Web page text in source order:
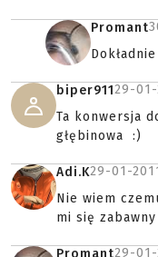
Promant
biper91129-01-
Ta konwersja
głębinowa :)
Adi.K29-01-
Nie wiem
mi się zabawny
Promant29-01-